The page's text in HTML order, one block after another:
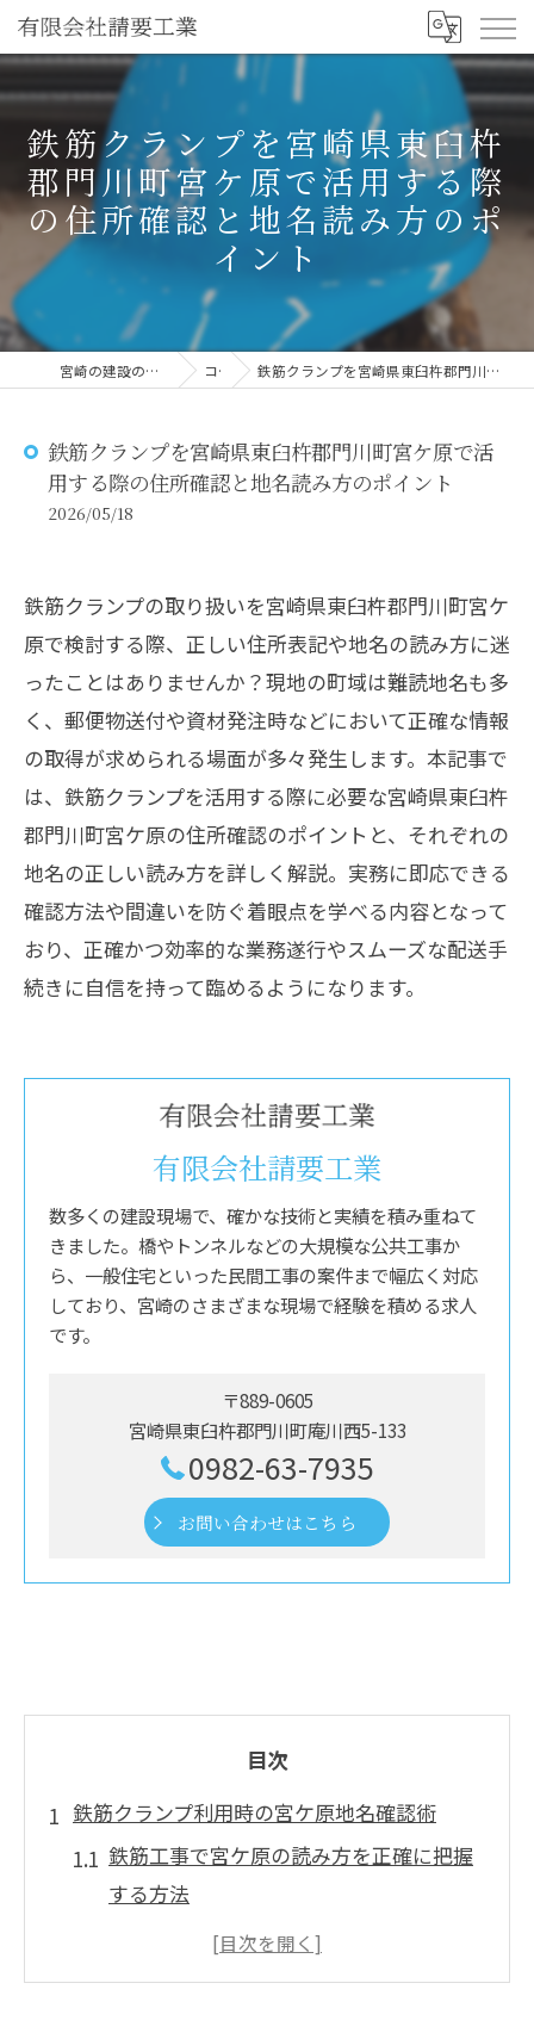
鉄筋クランプを宮崎県東臼杵
郡門川町宮ケ原で活用する際
の住所確認と地名読み方のポ
イント
宮崎の建設の求人なら有限会社請要工業 コラム 鉄筋クランプを宮崎県東臼杵郡門川町宮ケ原で活用する際の住所確認と地名読み方のポイント
鉄筋クランプを宮崎県東臼杵郡門川町宮ケ原で活
用する際の住所確認と地名読み方のポイント
2026/05/18
鉄筋クランプの取り扱いを宮崎県東臼杵郡門川町宮ケ
原で検討する際、正しい住所表記や地名の読み方に迷
ったことはありませんか？現地の町域は難読地名も多
く、郵便物送付や資材発注時などにおいて正確な情報
の取得が求められる場面が多々発生します。本記事で
は、鉄筋クランプを活用する際に必要な宮崎県東臼杵
郡門川町宮ケ原の住所確認のポイントと、それぞれの
地名の正しい読み方を詳しく解説。実務に即応できる
確認方法や間違いを防ぐ着眼点を学べる内容となって
おり、正確かつ効率的な業務遂行やスムーズな配送手
続きに自信を持って臨めるようになります。
有限会社請要工業
数多くの建設現場で、確かな技術と実績を積み重ねて
きました。橋やトンネルなどの大規模な公共工事か
ら、一般住宅といった民間工事の案件まで幅広く対応
しており、宮崎のさまざまな現場で経験を積める求人
です。
〒889-0605
宮崎県東臼杵郡門川町庵川西5-133
0982-63-7935
お問い合わせはこちら
目次
鉄筋クランプ利用時の宮ケ原地名確認術
鉄筋工事で宮ケ原の読み方を正確に把握
する方法
鉄筋クランプ現場で迷わない地名確認の
手順